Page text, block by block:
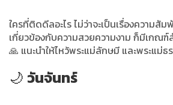
ใครที่ติดดีลอะไร ไม่ว่าจะเป็นเรื่องความสั
เกี่ยวข้องกับความสวยความงาม ก็มีเกณฑ์
🙏 แนะนำให้ไหว้พระแม่ลักษมี และพระแม่
🌙 วันจันทร์